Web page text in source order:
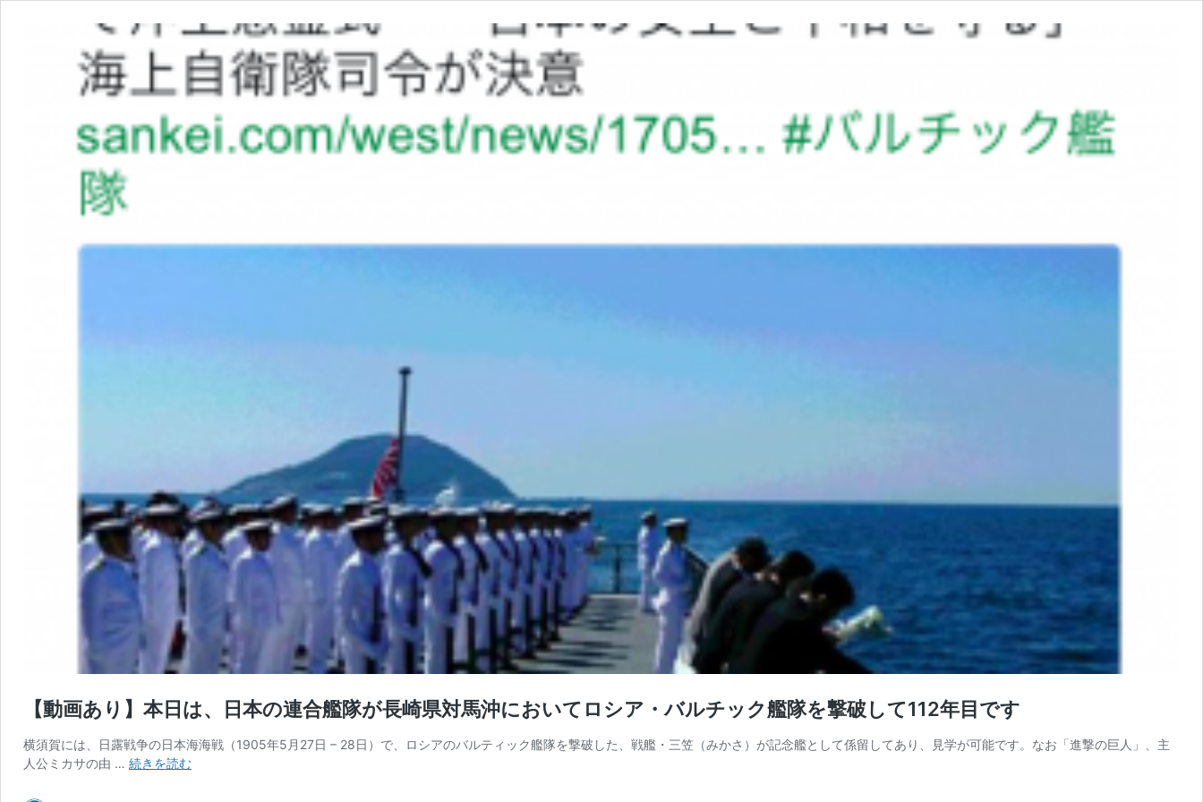
【動画あり】本日は、日本の連合艦隊が長崎県対馬沖においてロシア・バルチック艦隊を撃破して112年目です
横須賀には、日露戦争の日本海海戦（1905年5月27日 – 28日）で、ロシアのバルティック艦隊を撃破した、戦艦・三笠（みかさ）が記念艦として係留してあり、見学が可能です。なお「進撃の巨人」、主
人公ミカサの由 … 続きを読む【動